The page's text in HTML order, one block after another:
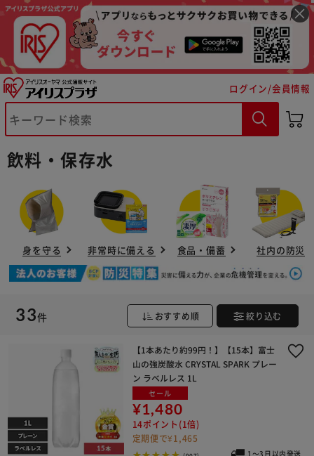
ログイン/会員情報
飲料・保存水
身を守る 非常時に備える 食品・備蓄 社内の防災
33件 おすすめ順 絞り込む
【1本あたり約99円！】【15本】富士
山の強炭酸水 CRYSTAL SPARK プレー
ン ラベルレス 1L
セール
¥1,480
14ポイント(1倍)
定期便で¥1,465
1～3日以内発送
※ご確認ください
購入手続きへ